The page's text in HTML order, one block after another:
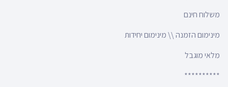
משלוח חינם
מינימום הזמנה \\ מינימום יחידות
מלאי מוגבל
**********